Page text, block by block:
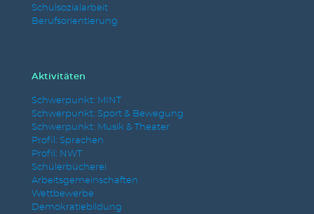
Schulsozialarbeit
Berufsorientierung
Aktivitäten
Schwerpunkt: MINT
Schwerpunkt: Sport & Bewegung
Schwerpunkt: Musik & Theater
Profil: Sprachen
Profil: NWT
Schülerbücherei
Arbeitsgemeinschaften
Wettbewerbe
Demokratiebildung